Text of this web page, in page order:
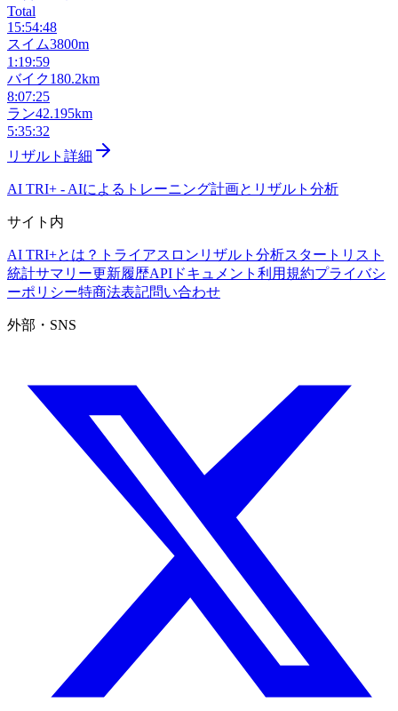
Total
15:54:48
スイム3800m
1:19:59
バイク180.2km
8:07:25
ラン42.195km
5:35:32
リザルト詳細
AI TRI+ - AIによるトレーニング計画とリザルト分析
サイト内
AI TRI+とは？ トライアスロンリザルト分析スタートリスト
統計サマリー更新履歴APIドキュメント 利用規約プライバシ
ーポリシー特商法表記問い合わせ
外部・SNS